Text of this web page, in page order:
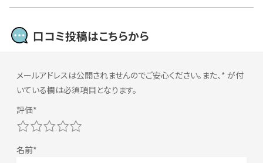
口コミ投稿はこちらから
メールアドレスは公開されませんのでご安心ください。また、 * が付
いている欄は必須項目となります。
5
4
3
2